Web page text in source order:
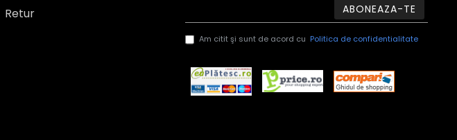
Retur
ABONEAZA-TE
Am citit şi sunt de acord cu Politica de confidentialitate